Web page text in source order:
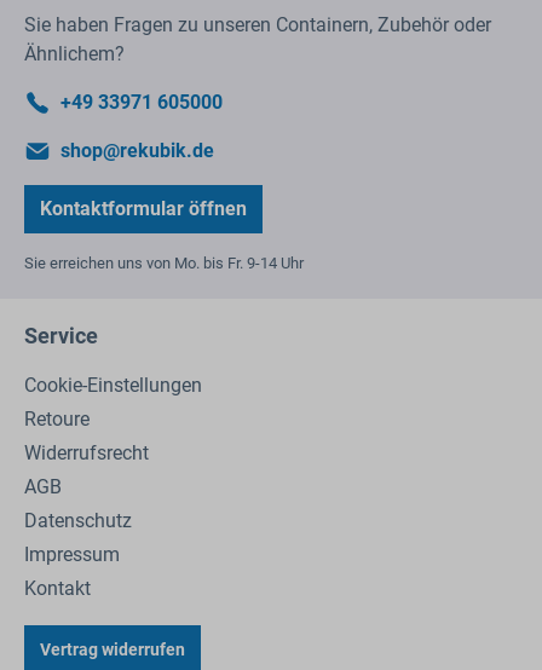
Sie haben Fragen zu unseren Containern, Zubehör oder
Ähnlichem?
+49 33971 605000
shop@rekubik.de
Kontaktformular öffnen
Sie erreichen uns von Mo. bis Fr. 9-14 Uhr
Service
Cookie-Einstellungen
Retoure
Widerrufsrecht
AGB
Datenschutz
Impressum
Kontakt
Vertrag widerrufen